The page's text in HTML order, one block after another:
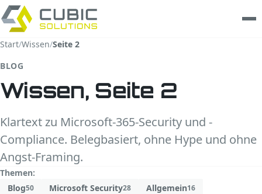
Leistungen
clarios
Wissen
Unternehmen
Trust Center
Start/Wissen/Seite 2
BLOG
Wissen, Seite 2
Klartext zu Microsoft-365-Security und -
Compliance. Belegbasiert, ohne Hype und ohne
Angst-Framing.
Themen:
Blog50 Microsoft Security28 Allgemein16